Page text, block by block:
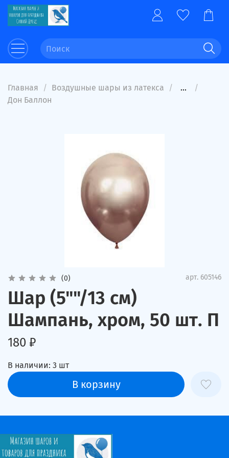
Главная Воздушные шары из латекса
...
Дон Баллон
(0) арт. 605146
Шар (5""/13 см)
Шампань, хром, 50 шт. П
180 ₽
В наличии: 3 шт
В корзину